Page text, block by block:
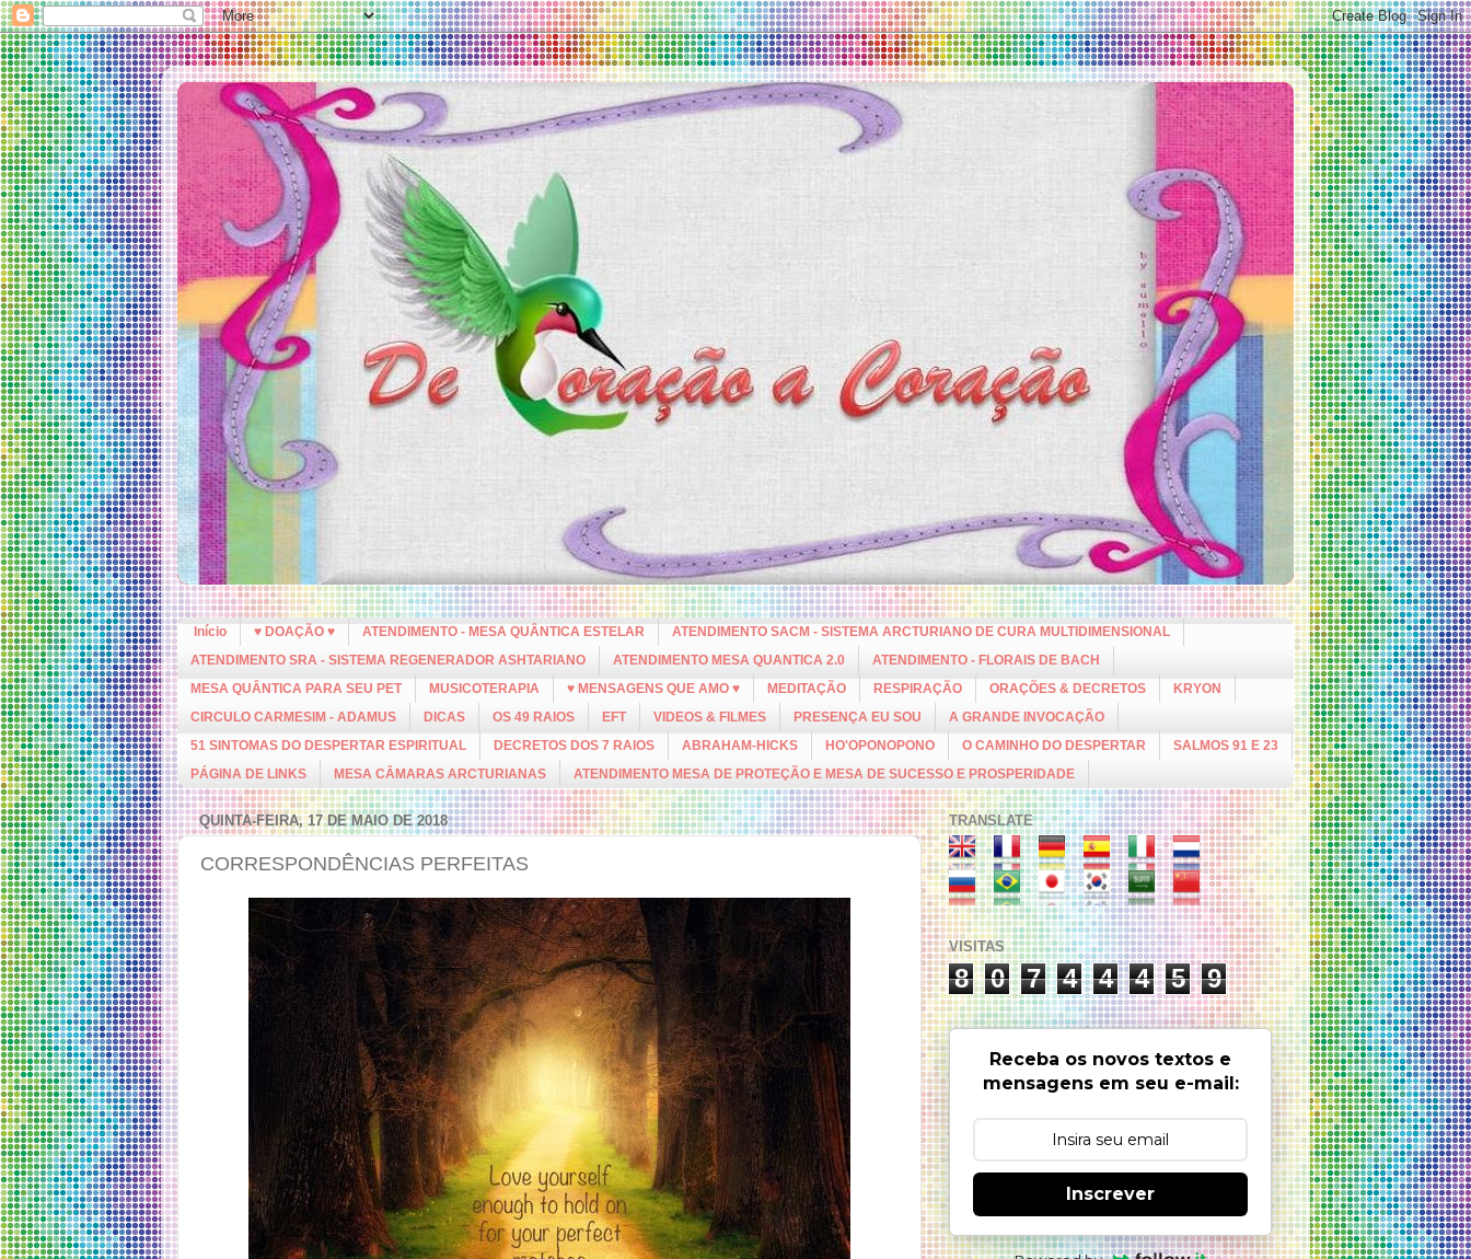
Início ♥ DOAÇÃO ♥ ATENDIMENTO - MESA QUÂNTICA ESTELAR
ATENDIMENTO SACM - SISTEMA ARCTURIANO DE CURA MULTIDIMENSIONAL
ATENDIMENTO SRA - SISTEMA REGENERADOR ASHTARIANO
ATENDIMENTO MESA QUANTICA 2.0
ATENDIMENTO - FLORAIS DE BACH
MESA QUÂNTICA PARA SEU PET
MUSICOTERAPIA ♥ MENSAGENS QUE AMO ♥ MEDITAÇÃO RESPIRAÇÃO ORAÇÕES & DECRETOS
KRYON
CIRCULO CARMESIM - ADAMUS
DICAS OS 49 RAIOS EFT VIDEOS & FILMES PRESENÇA EU SOU
A GRANDE INVOCAÇÃO
51 SINTOMAS DO DESPERTAR ESPIRITUAL
DECRETOS DOS 7 RAIOS ABRAHAM-HICKS HO'OPONOPONO O CAMINHO DO DESPERTAR
SALMOS 91 E 23
PÁGINA DE LINKS
MESA CÂMARAS ARCTURIANAS ATENDIMENTO MESA DE PROTEÇÃO E MESA DE SUCESSO E PROSPERIDADE
QUINTA-FEIRA, 17 DE MAIO DE 2018
CORRESPONDÊNCIAS PERFEITAS
TRANSLATE
VISITAS
8 0 7 4 4 4 5 9
Receba os novos textos e
mensagens em seu e-mail:
Inscrever